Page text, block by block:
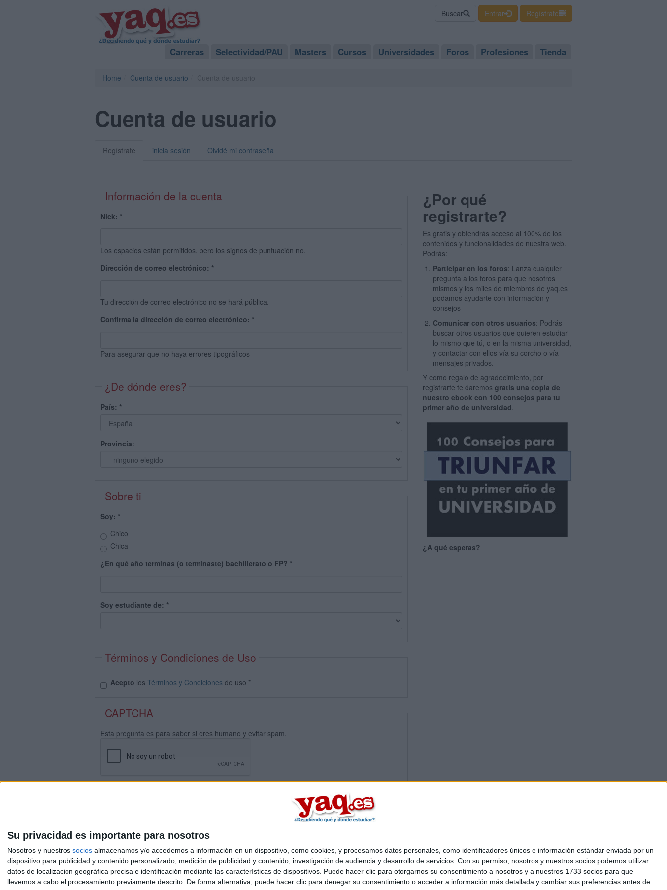
Su privacidad es importante para nosotros
Nosotros y nuestros socios almacenamos y/o accedemos a información en un dispositivo, como cookies, y procesamos datos personales, como identificadores únicos e información estándar enviada por un
dispositivo para publicidad y contenido personalizado, medición de publicidad y contenido, investigación de audiencia y desarrollo de servicios. Con su permiso, nosotros y nuestros socios podemos utilizar
datos de localización geográfica precisa e identificación mediante las características de dispositivos. Puede hacer clic para otorgarnos su consentimiento a nosotros y a nuestros 1733 socios para que
llevemos a cabo el procesamiento previamente descrito. De forma alternativa, puede hacer clic para denegar su consentimiento o acceder a información más detallada y cambiar sus preferencias antes de
Buscar Entrar Regístrate
Carreras Selectividad/PAU Masters Cursos Universidades Foros Profesiones Tienda
Home Cuenta de usuario
Cuenta de usuario
Regístrate inicia sesión Olvidé mi contraseña
Información de la cuenta
Nick: *
Los espacios están permitidos, pero los signos de puntuación no.
Dirección de correo electrónico: *
Tu dirección de correo electrónico no se hará pública.
Confirma la dirección de correo electrónico: *
Para asegurar que no haya errores tipográficos
¿De dónde eres?
País: *
Provincia:
Sobre ti
Soy: *
Chico
Chica
¿En qué año terminas (o terminaste) bachillerato o FP? *
Soy estudiante de: *
Términos y Condiciones de Uso
Acepto los Términos y Condiciones de uso *
CAPTCHA
Esta pregunta es para saber si eres humano y evitar spam.
¿Por qué
registrarte?
Es gratis y obtendrás acceso al 100% de los
contenidos y funcionalidades de nuestra web.
Podrás:
Participar en los foros: Lanza cualquier
pregunta a los foros para que nosotros
mismos y los miles de miembros de yaq.es
podamos ayudarte con información y
consejos
Comunicar con otros usuarios: Podrás
buscar otros usuarios que quieren estudiar
lo mismo que tú, o en la misma universidad,
y contactar con ellos vía su corcho o vía
mensajes privados.
Y como regalo de agradecimiento, por
registrarte te daremosgratis una copia de
nuestro ebook con 100 consejos para tu
primer año de universidad.
¿A qué esperas?
Quiénes somos |Contactar| Anúnciate
Aviso legal|Politica de privacidad|Condiciones generales|Política de cookies